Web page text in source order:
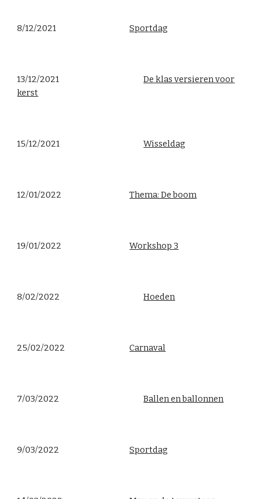
8/12/2021 Sportdag
13/12/2021
De klas versieren voor
kerst
15/12/2021 Wisseldag
12/01/2022 Thema: De boom
19/01/2022 Workshop 3
8/02/2022 Hoeden
25/02/2022 Carnaval
7/03/2022 Ballen en ballonnen
9/03/2022 Sportdag